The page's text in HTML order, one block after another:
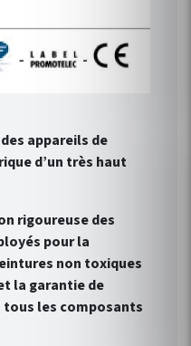
appareils de
d’un très haut
rigoureuse des
pour la
non toxiques
la garantie de
tous les composants